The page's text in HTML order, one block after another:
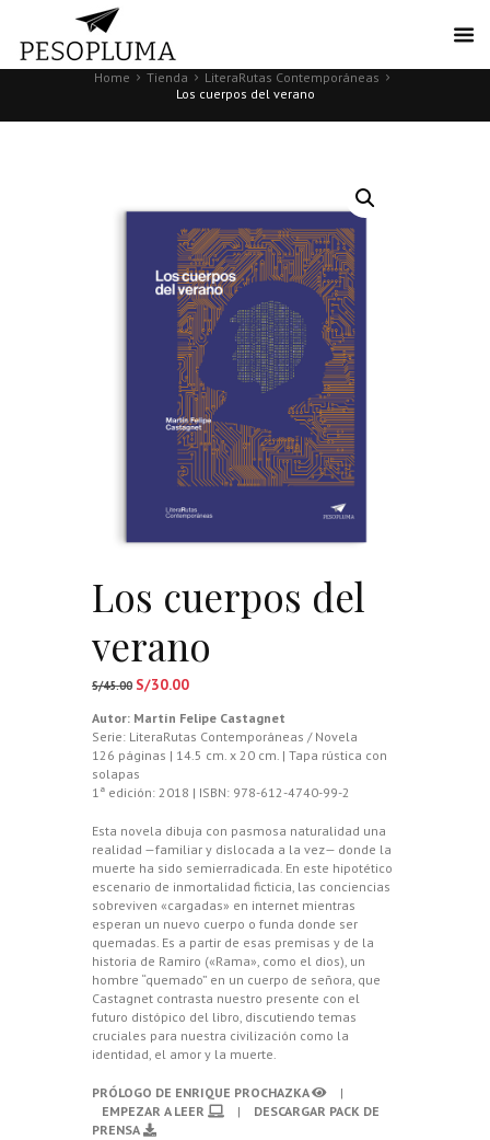
Home Tienda
LiteraRutas Contemporáneas
Los cuerpos del verano
Los cuerpos del
verano
S/45.00 El
original
era:
S/45.00.
S/30.00El
actual
es:
S/30.00.
Autor: Martín Felipe Castagnet
Serie: LiteraRutas Contemporáneas / Novela
126 páginas | 14.5 cm. x 20 cm. | Tapa rústica con
solapas
1ª edición: 2018 | ISBN: 978-612-4740-99-2
Esta novela dibuja con pasmosa naturalidad una
realidad —familiar y dislocada a la vez— donde la
muerte ha sido semierradicada. En este hipotético
escenario de inmortalidad ficticia, las conciencias
sobreviven «cargadas» en internet mientras
esperan un nuevo cuerpo o funda donde ser
quemadas. Es a partir de esas premisas y de la
historia de Ramiro («Rama», como el dios), un
hombre “quemado” en un cuerpo de señora, que
Castagnet contrasta nuestro presente con el
futuro distópico del libro, discutiendo temas
cruciales para nuestra civilización como la
identidad, el amor y la muerte.
PRÓLOGO DE ENRIQUE PROCHAZKA
|
EMPEZAR A LEER
| DESCARGAR PACK DE
PRENSA